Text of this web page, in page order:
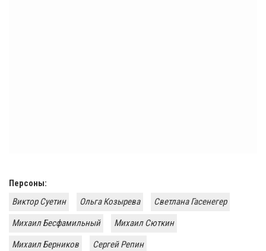
Персоны:
Виктор Суетин
Ольга Козырева
Светлана Гасенегер
Михаил Бесфамильный
Михаил Сюткин
Михаил Берников
​Сергей Репин